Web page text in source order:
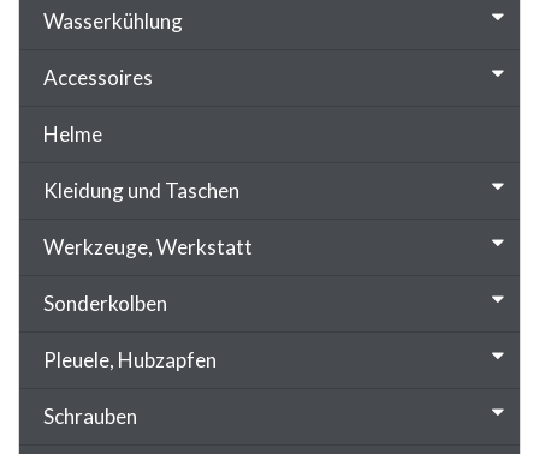
Wasserkühlung
Accessoires
Helme
Kleidung und Taschen
Werkzeuge, Werkstatt
Sonderkolben
Pleuele, Hubzapfen
Schrauben